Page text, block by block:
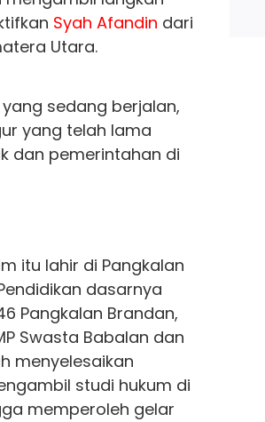
Syah Afandin dari
Utara.
sedang berjalan,
yang telah lama
dan pemerintahan di
itu lahir di Pangkalan
dasarnya
Pangkalan Brandan,
Swasta Babalan dan
menyelesaikan
studi hukum di
memperoleh gelar